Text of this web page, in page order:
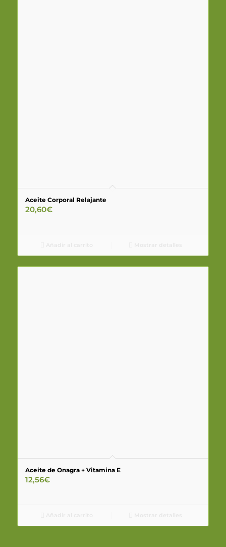
Aceite Corporal Relajante
20,60€
Aceite de Onagra + Vitamina E
12,56€